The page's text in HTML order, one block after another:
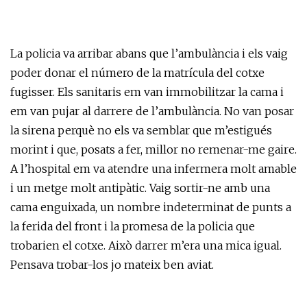
La policia va arribar abans que l’ambulància i els vaig
poder donar el número de la matrícula del cotxe
fugisser. Els sanitaris em van immobilitzar la cama i
em van pujar al darrere de l’ambulància. No van posar
la sirena perquè no els va semblar que m’estigués
morint i que, posats a fer, millor no remenar-me gaire.
A l’hospital em va atendre una infermera molt amable
i un metge molt antipàtic. Vaig sortir-ne amb una
cama enguixada, un nombre indeterminat de punts a
la ferida del front i la promesa de la policia que
trobarien el cotxe. Això darrer m’era una mica igual.
Pensava trobar-los jo mateix ben aviat.